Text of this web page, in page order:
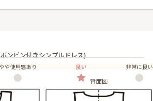
ンピン付きシンプルドレス)
や使用感あり 良い 非常に良い
背面図